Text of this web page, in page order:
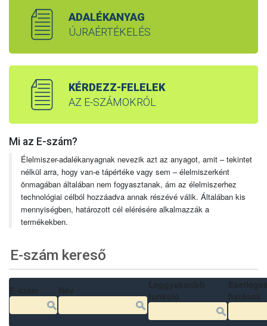
ADALÉKANYAG
ÚJRAÉRTÉKELÉS
KÉRDEZZ-FELELEK
AZ E-SZÁMOKRÓL
Mi az E-szám?
Élelmiszer-adalékanyagnak nevezik azt az anyagot, amit – tekintet
nélkül arra, hogy van-e tápértéke vagy sem – élelmiszerként
önmagában általában nem fogyasztanak, ám az élelmiszerhez
technológiai célból hozzáadva annak részévé válik. Általában kis
mennyiségben, határozott cél elérésére alkalmazzák a
termékekben.
E-szám kereső